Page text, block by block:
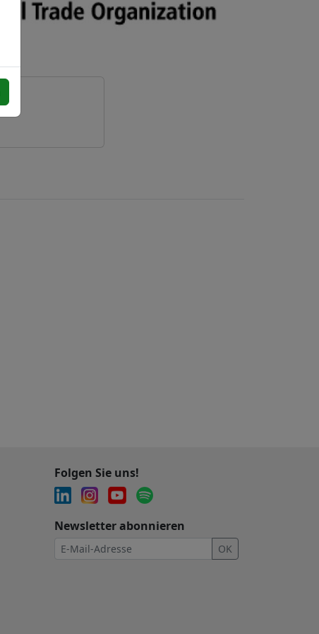
Folgen Sie uns!
Newsletter abonnieren